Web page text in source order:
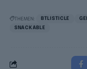
THEMEN: BTLISTICLE
SNACKABLE